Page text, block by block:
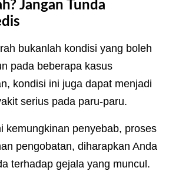
Jangan Tunda
bukanlah kondisi yang boleh
pada beberapa kasus
kondisi ini juga dapat menjadi
serius pada paru-paru.
kemungkinan penyebab, proses
pengobatan, diharapkan Anda
terhadap gejala yang muncul.